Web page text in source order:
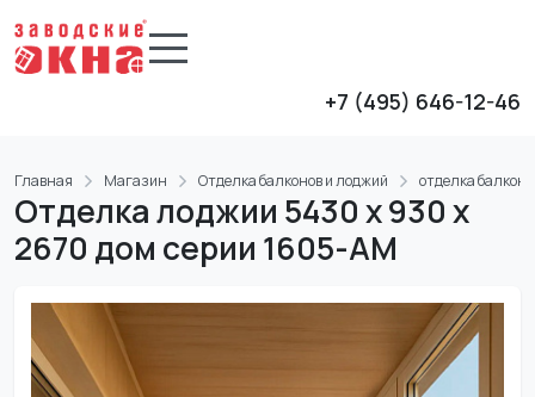
+7 (495) 646-12-46
Главная Магазин Отделка балконов и лоджий отделка
Отделка лоджии 5430 х 930 х
2670 дом серии 1605-АМ